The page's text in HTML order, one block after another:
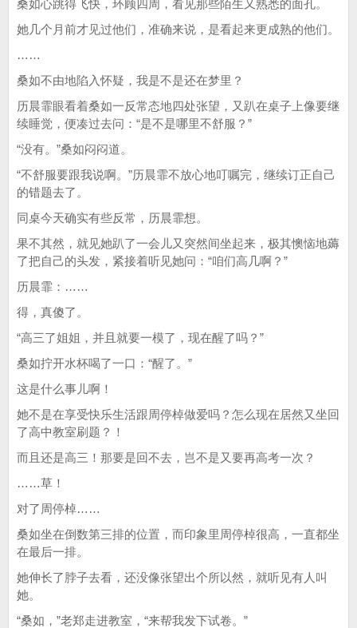
桑如心跳得飞快，环顾四周，看见那些陌生又熟悉的面孔。
她几个月前才见过他们，准确来说，是看起来更成熟的他们。
……
桑如不由地陷入怀疑，我是不是还在梦里？
历晨霏眼看着桑如一反常态地四处张望，又趴在桌子上像要继
续睡觉，便凑过去问：“是不是哪里不舒服？”
“没有。”桑如闷闷道。
“不舒服要跟我说啊。”历晨霏不放心地叮嘱完，继续订正自己
的错题去了。
同桌今天确实有些反常，历晨霏想。
果不其然，就见她趴了一会儿又突然间坐起来，极其懊恼地薅
了把自己的头发，紧接着听见她问：“咱们高几啊？”
历晨霏：……
得，真傻了。
“高三了姐姐，并且就要一模了，现在醒了吗？”
桑如拧开水杯喝了一口：“醒了。”
这是什么事儿啊！
她不是在享受快乐生活跟周停棹做爱吗？怎么现在居然又坐回
了高中教室刷题？！
而且还是高三！那要是回不去，岂不是又要再高考一次？
……草！
对了周停棹……
桑如坐在倒数第三排的位置，而印象里周停棹很高，一直都坐
在最后一排。
她伸长了脖子去看，还没像张望出个所以然，就听见有人叫
她。
“桑如，”老郑走进教室，“来帮我发下试卷。”